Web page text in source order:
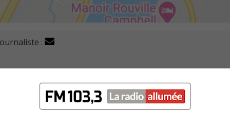
:
Beloeil doivent s’armer de patience pour les 20
après une période de préparatifs depuis le jeudi 18